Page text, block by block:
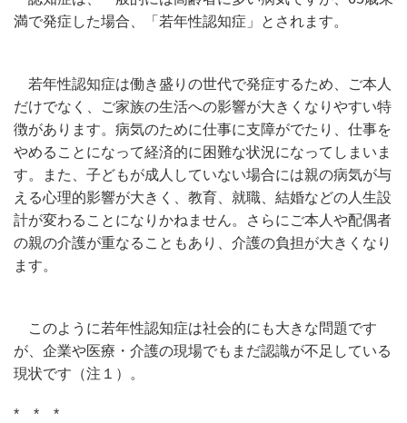
満で発症した場合、「若年性認知症」とされます。
若年性認知症は働き盛りの世代で発症するため、ご本人
だけでなく、ご家族の生活への影響が大きくなりやすい特
徴があります。病気のために仕事に支障がでたり、仕事を
やめることになって経済的に困難な状況になってしまいま
す。また、子どもが成人していない場合には親の病気が与
える心理的影響が大きく、教育、就職、結婚などの人生設
計が変わることになりかねません。さらにご本人や配偶者
の親の介護が重なることもあり、介護の負担が大きくなり
ます。
このように若年性認知症は社会的にも大きな問題です
が、企業や医療・介護の現場でもまだ認識が不足している
現状です（注１）。
* * *